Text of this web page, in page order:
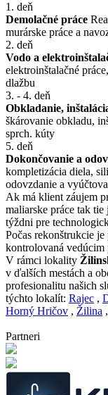
1. deň
Demolačné práce
murárske práce a
2. deň
Vodo a
elektroinštalačné
dlažbu
3. - 4. deň
Obkladanie,
škárovanie obkladu,
sprch. kúty
5. deň
Dokončovanie a
kompletizácia diela,
odovzdanie a
Ak má klient záujem
maliarske práce tak
týždni pre
Počas rekonštrukcie
kontrolovaná vedúcim
V rámci lokality
v ďalších mestách a
profesionalitu našich
týchto lokalít: Rajec ,
Horný Hričov , Žilina ,
Partneri